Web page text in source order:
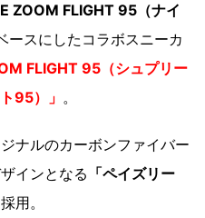
ZOOM FLIGHT 95（ナイ
ースにしたコラボスニーカ
FLIGHT 95（シュプリー
95）」 。
ナルのカーボンファイバー
インとなる 「ペイズリー
用。